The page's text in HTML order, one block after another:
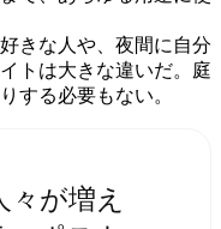
きな人や、夜間に自分
トは大きな違いだ。庭
する必要もない。
々が増え